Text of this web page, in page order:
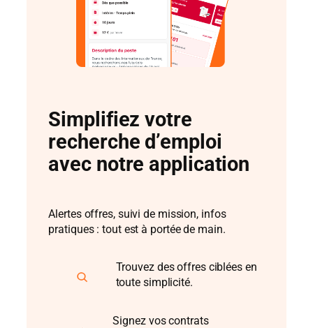
Simplifiez votre
recherche d’emploi
avec notre application
Alertes offres, suivi de mission, infos
pratiques : tout est à portée de main.
Trouvez des offres ciblées en
toute simplicité.
Signez vos contrats